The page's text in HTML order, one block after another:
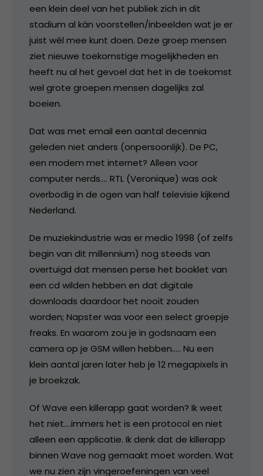
een klein deel van het publiek zich in dit
stadium al kán voorstellen/inbeelden wat je er
juist wél mee kunt doen. Deze groep mensen
ziet nieuwe toekomstige mogelijkheden en
heeft nu al het gevoel dat het in de toekomst
wel grote groepen mensen dagelijks zal
boeien.
Dat was met email een aantal decennia
geleden niet anders (onpersoonlijk). De PC,
een modem met internet? Alleen voor
computer nerds…. RTL (Veronique) was ook
overbodig in de ogen van half televisie kijkend
Nederland.
De muziekindustrie was er medio 1998 (of zelfs
begin van dit millennium) nog steeds van
overtuigd dat mensen perse het booklet van
een cd wilden hebben en dat digitale
downloads daardoor het nooit zouden
worden; Napster was voor een select groepje
freaks. En waarom zou je in godsnaam een
camera op je GSM willen hebben….. Nu een
klein aantal jaren later heb je 12 megapixels in
je broekzak.
Of Wave een killerapp gaat worden? Ik weet
het niet….immers het is een protocol en niet
alleen een applicatie. Ik denk dat de killerapp
binnen Wave nog gemaakt moet worden. Wat
we nu zien zijn vingeroefeningen van veel